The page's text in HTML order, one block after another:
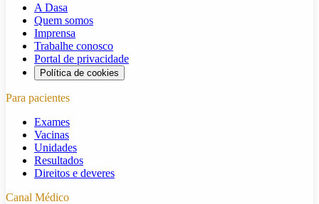
A Dasa
Quem somos
Imprensa
Trabalhe conosco
Portal de privacidade
Política de cookies
Para pacientes
Exames
Vacinas
Unidades
Resultados
Direitos e deveres
Canal Médico